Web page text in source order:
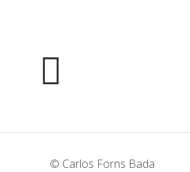
© Carlos Forns Bada